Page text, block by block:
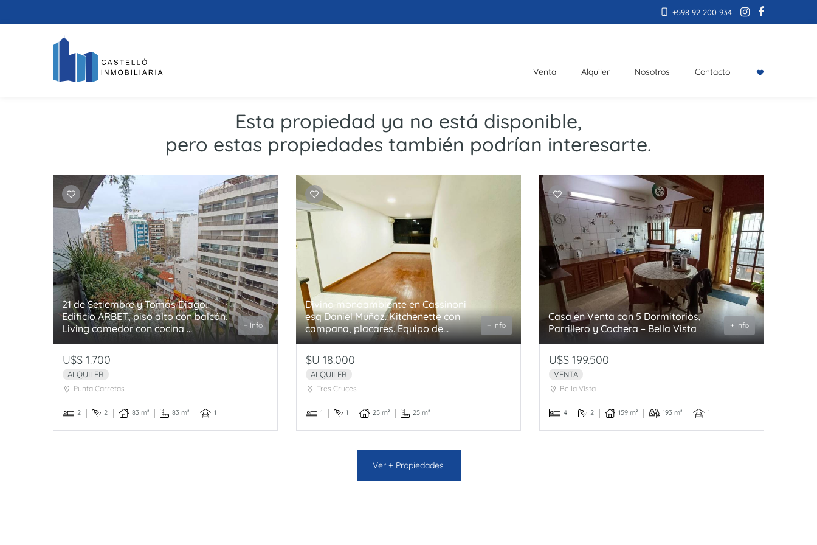
+598 92 200 934
Venta Alquiler Nosotros Contacto
Esta propiedad ya no está disponible,
pero estas propiedades también podrían interesarte.
21 de Setiembre y Tomás Diago.
Edificio ARBET, piso alto con balcón.
Living comedor con cocina ...
+ Info
U$S 1.700
ALQUILER
Punta Carretas
2 2 83 m² 83 m² 1
Divino monoambiente en Cassinoni
esq Daniel Muñoz. Kitchenette con
campana, placares. Equipo de...
+ Info
$U 18.000
ALQUILER
Tres Cruces
1 1 25 m² 25 m²
Casa en Venta con 5 Dormitorios,
Parrillero y Cochera – Bella Vista
+ Info
U$S 199.500
VENTA
Bella Vista
4 2 159 m² 193 m² 1
Ver + Propiedades